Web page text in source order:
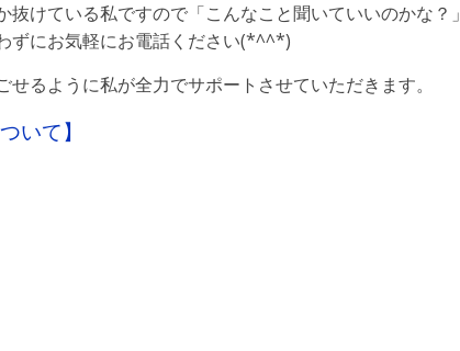
けている私ですので「こんなこと聞いていいのかな？」
ずにお気軽にお電話ください(*^^*)
るように私が全力でサポートさせていただきます。
いて】